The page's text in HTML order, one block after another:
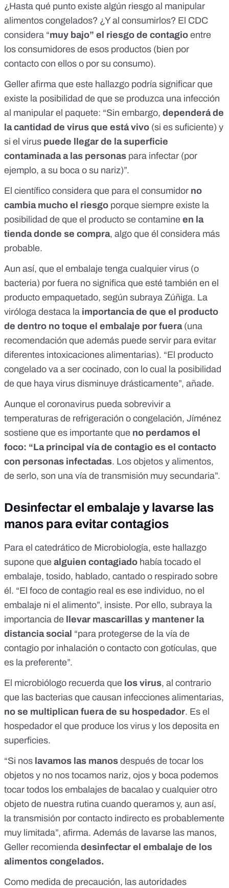
¿Hasta qué punto existe algún riesgo al manipular
alimentos congelados? ¿Y al consumirlos? El CDC
considera “muy bajo” el riesgo de contagio entre
los consumidores de esos productos (bien por
contacto con ellos o por su consumo).
Geller afirma que este hallazgo podría significar que
existe la posibilidad de que se produzca una infección
al manipular el paquete: “Sin embargo, dependerá de
la cantidad de virus que está vivo (si es suficiente) y
si el virus puede llegar de la superficie
contaminada a las personas para infectar (por
ejemplo, a su boca o su nariz)”.
El científico considera que para el consumidor no
cambia mucho el riesgo porque siempre existe la
posibilidad de que el producto se contamine en la
tienda donde se compra, algo que él considera más
probable.
Aun así, que el embalaje tenga cualquier virus (o
bacteria) por fuera no significa que esté también en el
producto empaquetado, según subraya Zúñiga. La
viróloga destaca la importancia de que el producto
de dentro no toque el embalaje por fuera (una
recomendación que además puede servir para evitar
diferentes intoxicaciones alimentarias). “El producto
congelado va a ser cocinado, con lo cual la posibilidad
de que haya virus disminuye drásticamente”, añade.
Aunque el coronavirus pueda sobrevivir a
temperaturas de refrigeración o congelación, Jíménez
sostiene que es importante que no perdamos el
foco: “La principal vía de contagio es el contacto
con personas infectadas. Los objetos y alimentos,
de serlo, son una vía de transmisión muy secundaria”.
Desinfectar el embalaje y lavarse las
manos para evitar contagios
Para el catedrático de Microbiología, este hallazgo
supone que alguien contagiado había tocado el
embalaje, tosido, hablado, cantado o respirado sobre
él. “El foco de contagio real es ese individuo, no el
embalaje ni el alimento”, insiste. Por ello, subraya la
importancia de llevar mascarillas y mantener la
distancia social “para protegerse de la vía de
contagio por inhalación o contacto con gotículas, que
es la preferente”.
El microbiólogo recuerda que los virus, al contrario
que las bacterias que causan infecciones alimentarias,
no se multiplican fuera de su hospedador. Es el
hospedador el que produce los virus y los deposita en
superficies.
“Si nos lavamos las manos después de tocar los
objetos y no nos tocamos nariz, ojos y boca podemos
tocar todos los embalajes de bacalao y cualquier otro
objeto de nuestra rutina cuando queramos y, aun así,
la transmisión por contacto indirecto es probablemente
muy limitada”, afirma. Además de lavarse las manos,
Geller recomienda desinfectar el embalaje de los
alimentos congelados.
Como medida de precaución, las autoridades